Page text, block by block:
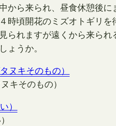
から来られ、昼食休憩後に
時頃開花のミズオトギリを
られますが遠くから来られ
ょうか。
キそのもの）